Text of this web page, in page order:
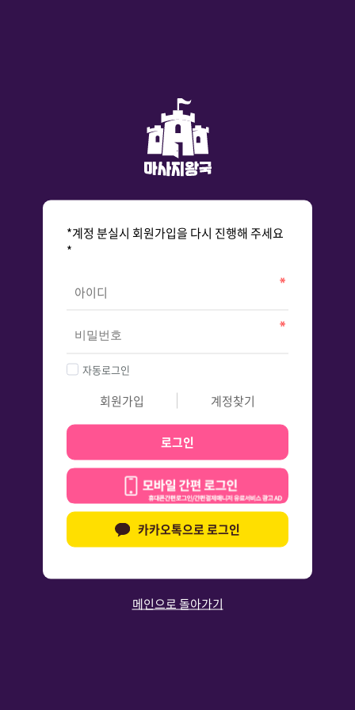
*계정 분실시 회원가입을 다시 진행해 주세요
*
자동로그인
회원가입 계정찾기
로그인
카카오톡으로 로그인
메인으로 돌아가기